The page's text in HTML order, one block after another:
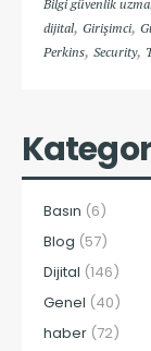
Bilgi güvenlik
dijital, Girişimci,
Perkins, Security,
Basın (6)
Blog (57)
Dijital (146)
Genel (40)
haber (72)